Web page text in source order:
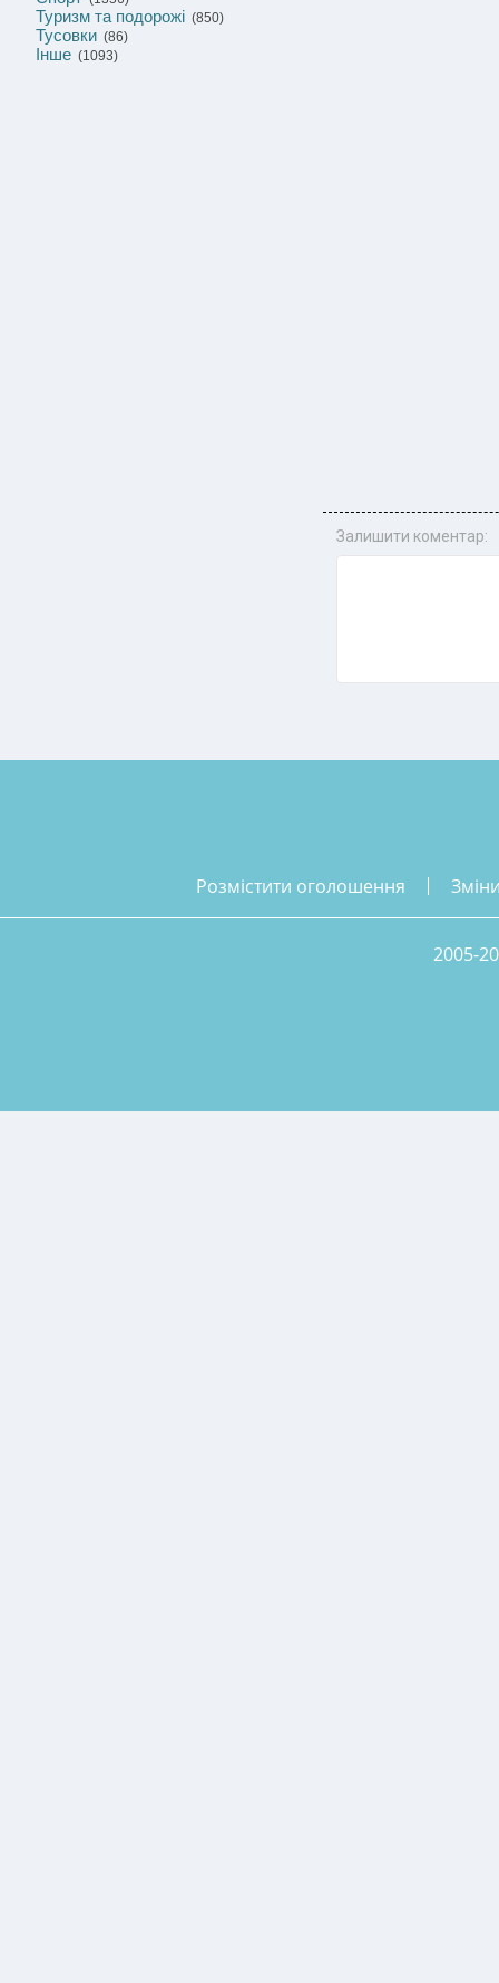
Туризм та подорожі (850)
Тусовки (86)
Інше (1093)
Залишити коментар:
розмістити оголошення
2005-